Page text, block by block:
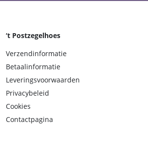
‘t Postzegelhoes
Verzendinformatie
Betaalinformatie
Leveringsvoorwaarden
Privacybeleid
Cookies
Contactpagina